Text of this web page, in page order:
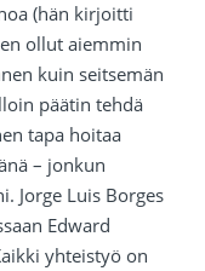
(hän kirjoitti
ollut aiemmin
kuin seitsemän
päätin tehdä
tapa hoitaa
– jonkun
Jorge Luis Borges
Edward
yhteistyö on